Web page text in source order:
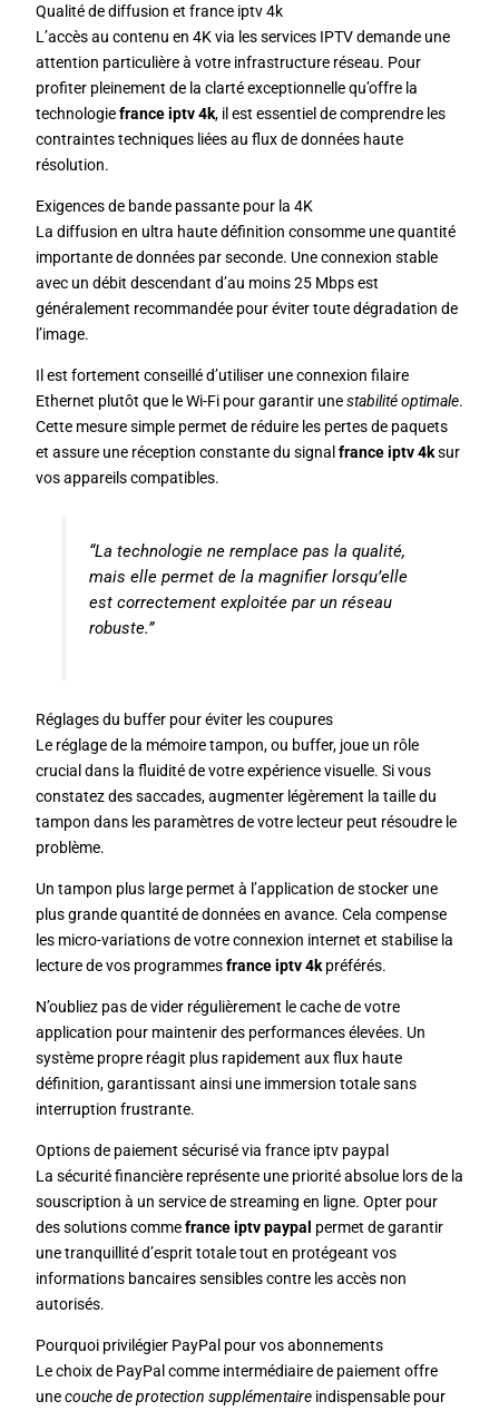
Qualité de diffusion et france iptv 4k
L’accès au contenu en 4K via les services IPTV demande une
attention particulière à votre infrastructure réseau. Pour
profiter pleinement de la clarté exceptionnelle qu’offre la
technologiefrance iptv 4k, il est essentiel de comprendre les
contraintes techniques liées au flux de données haute
résolution.
Exigences de bande passante pour la 4K
La diffusion en ultra haute définition consomme une quantité
importante de données par seconde. Une connexion stable
avec un débit descendant d’au moins 25 Mbps est
généralement recommandée pour éviter toute dégradation de
l’image.
Il est fortement conseillé d’utiliser une connexion filaire
Ethernet plutôt que le Wi-Fi pour garantir unestabilité optimale.
Cette mesure simple permet de réduire les pertes de paquets
et assure une réception constante du signal france iptv 4ksur
vos appareils compatibles.
“La technologie ne remplace pas la qualité,
mais elle permet de la magnifier lorsqu’elle
est correctement exploitée par un réseau
robuste.”
Réglages du buffer pour éviter les coupures
Le réglage de la mémoire tampon, ou buffer, joue un rôle
crucial dans la fluidité de votre expérience visuelle. Si vous
constatez des saccades, augmenter légèrement la taille du
tampon dans les paramètres de votre lecteur peut résoudre le
problème.
Un tampon plus large permet à l’application de stocker une
plus grande quantité de données en avance. Cela compense
les micro-variations de votre connexion internet et stabilise la
lecture de vos programmesfrance iptv 4kpréférés.
N’oubliez pas de vider régulièrement le cache de votre
application pour maintenir des performances élevées. Un
système propre réagit plus rapidement aux flux haute
définition, garantissant ainsi une immersion totale sans
interruption frustrante.
Options de paiement sécurisé via france iptv paypal
La sécurité financière représente une priorité absolue lors de la
souscription à un service de streaming en ligne. Opter pour
des solutions comme france iptv paypal permet de garantir
une tranquillité d’esprit totale tout en protégeant vos
informations bancaires sensibles contre les accès non
autorisés.
Pourquoi privilégier PayPal pour vos abonnements
Le choix de PayPal comme intermédiaire de paiement offre
unecouche de protection supplémentaireindispensable pour